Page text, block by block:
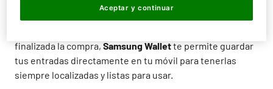
finalizada la compra, Samsung Wallette permite guardar
tus entradas directamente en tu móvil para tenerlas
siempre localizadas y listas para usar.
Aceptar y continuar